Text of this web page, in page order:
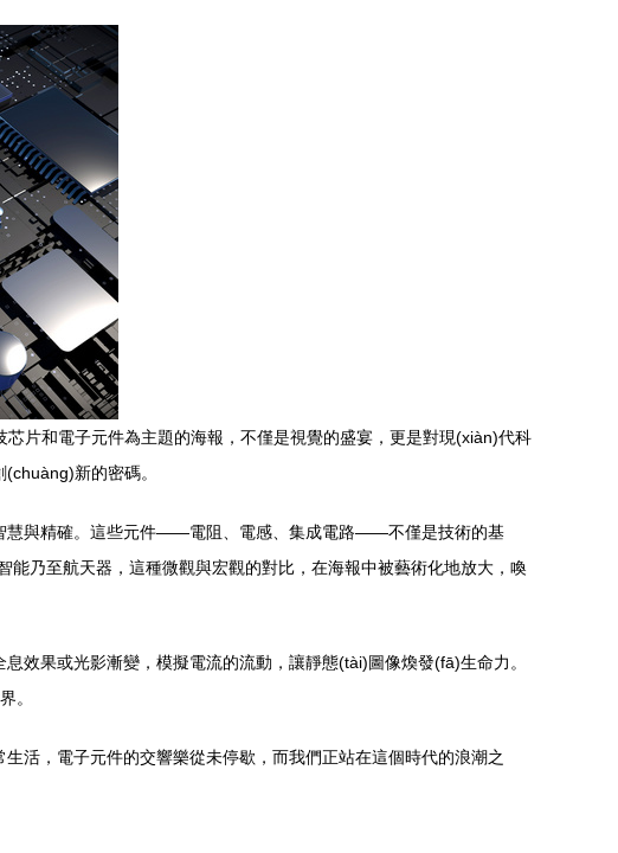
片和電子元件為主題的海報，不僅是視覺的盛宴，更是對現(xiàn)代科
新的密碼。
慧與精確。這些元件——電阻、電感、集成電路——不僅是技術的基
乃至航天器，這種微觀與宏觀的對比，在海報中被藝術化地放大，喚
效果或光影漸變，模擬電流的流動，讓靜態(tài)圖像煥發(fā)生命力。
。
活，電子元件的交響樂從未停歇，而我們正站在這個時代的浪潮之